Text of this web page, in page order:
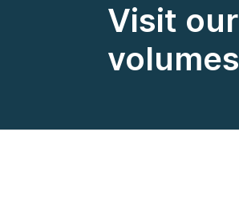
Visit
volumes